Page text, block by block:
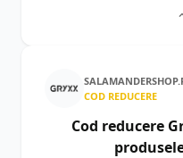
COD REDUCERE
Cod reducere